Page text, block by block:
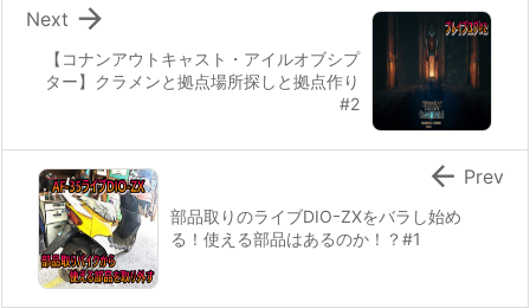
【コナンアウトキャスト・アイルオブシプ
ター】クラメンと拠点場所探しと拠点作り
#2

Next
部品取りのライブDIOｰZXをバラし始め
る！使える部品はあるのか！？#1
 Prev